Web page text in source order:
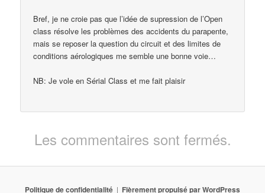
Bref, je ne croie pas que l’idée de supression de l’Open
class résolve les problèmes des accidents du parapente,
mais se reposer la question du circuit et des limites de
conditions aérologiques me semble une bonne voie…
NB: Je vole en Sérial Class et me fait plaisir
Les commentaires sont fermés.
Politique de confidentialité Fièrement propulsé par WordPress